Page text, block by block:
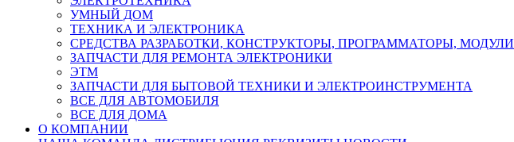
УМНЫЙ ДОМ
ТЕХНИКА И ЭЛЕКТРОНИКА
СРЕДСТВА РАЗРАБОТКИ, КОНСТРУКТОРЫ, ПРОГРАММАТОРЫ, МОДУЛИ
ЗАПЧАСТИ ДЛЯ РЕМОНТА ЭЛЕКТРОНИКИ
ЭТМ
ЗАПЧАСТИ ДЛЯ БЫТОВОЙ ТЕХНИКИ И ЭЛЕКТРОИНСТРУМЕНТА
ВСЕ ДЛЯ АВТОМОБИЛЯ
ВСЕ ДЛЯ ДОМА
О КОМПАНИИ